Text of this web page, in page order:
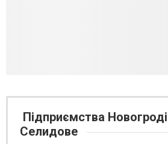
Підприємства
Селидове